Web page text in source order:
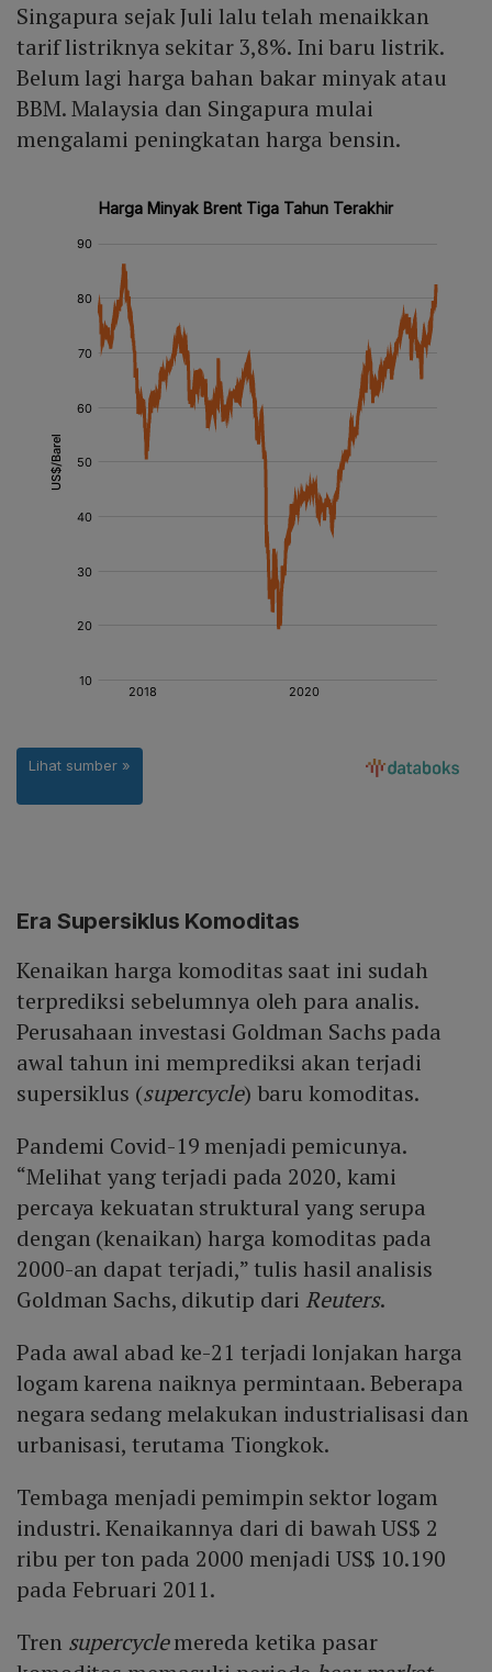
Singapura sejak Juli lalu telah menaikkan
tarif listriknya sekitar 3,8%. Ini baru listrik.
Belum lagi harga bahan bakar minyak atau
BBM. Malaysia dan Singapura mulai
mengalami peningkatan harga bensin.
Era Supersiklus Komoditas
Kenaikan harga komoditas saat ini sudah
terprediksi sebelumnya oleh para analis.
Perusahaan investasi Goldman Sachs pada
awal tahun ini memprediksi akan terjadi
supersiklus (supercycle) baru komoditas.
Pandemi Covid-19 menjadi pemicunya.
“Melihat yang terjadi pada 2020, kami
percaya kekuatan struktural yang serupa
dengan (kenaikan) harga komoditas pada
2000-an dapat terjadi,” tulis hasil analisis
Goldman Sachs, dikutip dari Reuters.
Pada awal abad ke-21 terjadi lonjakan harga
logam karena naiknya permintaan. Beberapa
negara sedang melakukan industrialisasi dan
urbanisasi, terutama Tiongkok.
Tembaga menjadi pemimpin sektor logam
industri. Kenaikannya dari di bawah US$ 2
ribu per ton pada 2000 menjadi US$ 10.190
pada Februari 2011.
Tren supercyclemereda ketika pasar